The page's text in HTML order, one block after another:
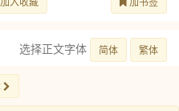
选择正文字体 简体 繁体